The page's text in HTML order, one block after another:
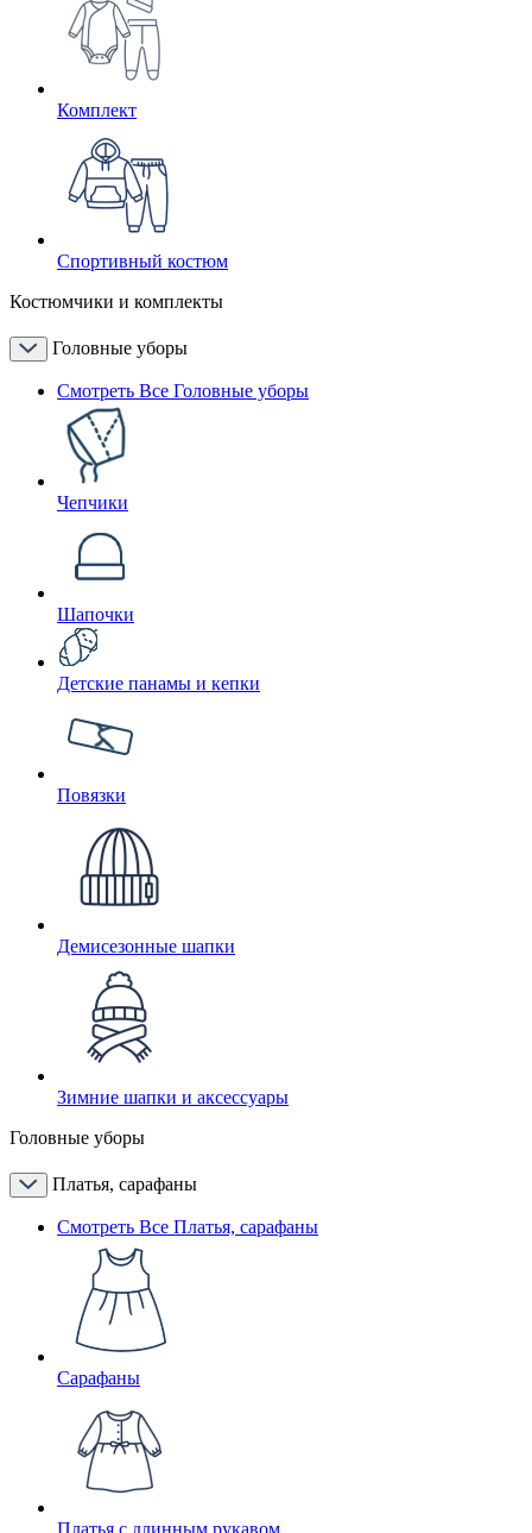
Комплект
Спортивный костюм
Костюмчики и комплекты
Головные уборы
Смотреть Все Головные уборы
Чепчики
Шапочки
Детские панамы и кепки
Повязки
Демисезонные шапки
Зимние шапки и аксессуары
Головные уборы
Платья, сарафаны
Смотреть Все Платья, сарафаны
Сарафаны
Платья с длинным рукавом